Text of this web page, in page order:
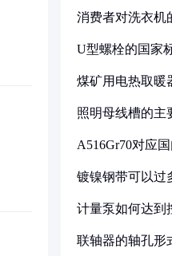
消费者对洗衣机
U型螺栓的国家
煤矿用电热取暖
照明母线槽的主
A516Gr70对应
镀镍钢带可以过
计量泵如何达到
联轴器的轴孔形